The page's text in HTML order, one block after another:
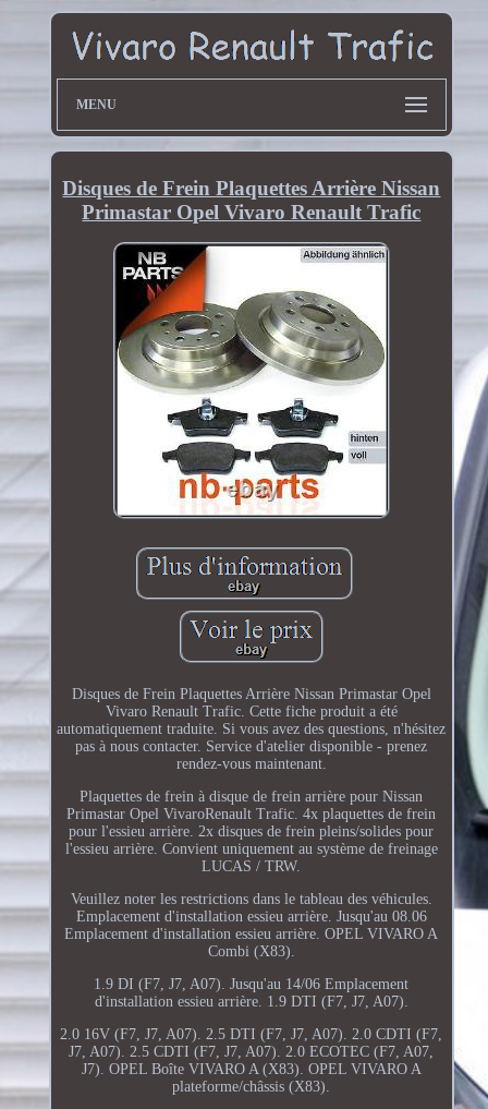
MENU
Disques de Frein Plaquettes Arrière Nissan
Primastar Opel Vivaro Renault Trafic
Disques de Frein Plaquettes Arrière Nissan Primastar Opel
Vivaro Renault Trafic. Cette fiche produit a été
automatiquement traduite. Si vous avez des questions, n'hésitez
pas à nous contacter. Service d'atelier disponible - prenez
rendez-vous maintenant.
Plaquettes de frein à disque de frein arrière pour Nissan
Primastar Opel VivaroRenault Trafic. 4x plaquettes de frein
pour l'essieu arrière. 2x disques de frein pleins/solides pour
l'essieu arrière. Convient uniquement au système de freinage
LUCAS / TRW.
Veuillez noter les restrictions dans le tableau des véhicules.
Emplacement d'installation essieu arrière. Jusqu'au 08.06
Emplacement d'installation essieu arrière. OPEL VIVARO A
Combi (X83).
1.9 DI (F7, J7, A07). Jusqu'au 14/06 Emplacement
d'installation essieu arrière. 1.9 DTI (F7, J7, A07).
2.0 16V (F7, J7, A07). 2.5 DTI (F7, J7, A07). 2.0 CDTI (F7,
J7, A07). 2.5 CDTI (F7, J7, A07). 2.0 ECOTEC (F7, A07,
J7). OPEL Boîte VIVARO A (X83). OPEL VIVARO A
plateforme/châssis (X83).